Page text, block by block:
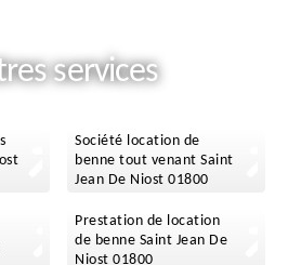
services
Société location de
benne tout venant Saint
Jean De Niost 01800
Prestation de location
de benne Saint Jean De
Niost 01800